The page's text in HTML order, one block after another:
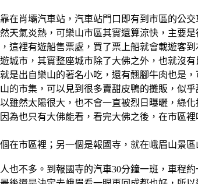
在肖壩汽車站，汽車站門口即有到市區的公
天氣炎熱，可樂山市區其實還算涼快，主要
這裡有遊船售票處，買了票上船就會載遊客
城市，其實整座城市除了大佛之外，也就沒
是出自樂山的著名小吃，還有翹腳牛肉也是，
的市集，可以見到很多賣甜皮鴨的攤販，似
雖然太陽很大，也不會一直被烈日曝曬，綠化
為也只有大佛能看，看完大佛之後，在市區
在市區裡；另一個是報國寺，就在峨眉山景
也不多。到報國寺的汽車30分鐘一班，車